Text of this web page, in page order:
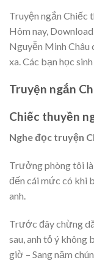
Truyện ngắn Chiếc
Hôm nay,
Nguyễn Minh Châu
xa. Các bạn học
Truyện ngắn
Chiếc thuyền
Nghe đọc truyện
Trưởng phòng tôi
đến cái mức có khi
anh.
Trước đây chừng
sau, anh tỏ ý
giờ – Sang năm